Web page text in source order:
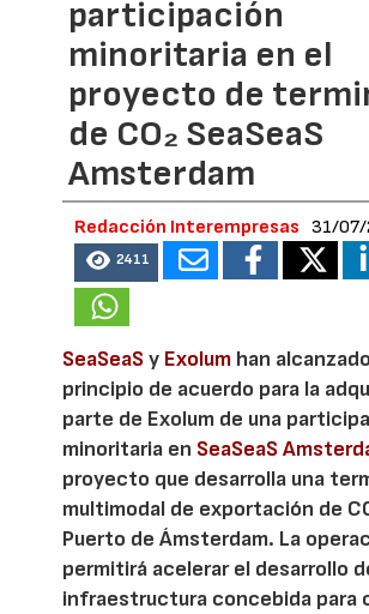
participación
minoritaria en el
proyecto de
de CO₂ SeaSeaS
Amsterdam
Redacción Interempresas 31/07/
2411
SeaSeaSy Exolum han
principio de acuerdo para la
parte de Exolum de una
minoritaria en SeaSeaS
proyecto que desarrolla una
multimodal de exportación de
Puerto de Ámsterdam. La
permitirá acelerar el desarrollo
infraestructura concebida para